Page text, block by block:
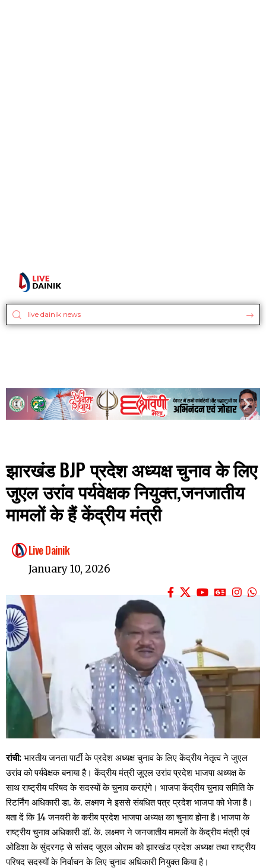
झारखंड BJP प्रदेश अध्यक्ष चुनाव के लिए
जुएल उरांव पर्यवेक्षक नियुक्त,जनजातीय
मामलों के हैं केंद्रीय मंत्री
Live Dainik
January 10, 2026
रांची: भारतीय जनता पार्टी के प्रदेश अध्यक्ष चुनाव के लिए केंद्रीय नेतृत्व ने जुएल
उरांव को पर्यवेक्षक बनाया है। केंद्रीय मंत्री जुएल उरांव प्रदेश भाजपा अध्यक्ष के
साथ राष्ट्रीय परिषद के सदस्यों के चुनाव कराएंगे। भाजपा केंद्रीय चुनाव समिति के
रिटर्निंग अधिकारी डा. के. लक्ष्मण ने इससे संबधित पत्र प्रदेश भाजपा को भेजा है।
बता दें कि 14 जनवरी के करीब प्रदेश भाजपा अध्यक्ष का चुनाव होना है।भाजपा के
राष्ट्रीय चुनाव अधिकारी डॉ. के. लक्ष्मण ने जनजातीय मामलों के केंद्रीय मंत्री एवं
ओडिशा के सुंदरगढ़ से सांसद जुएल ओराम को झारखंड प्रदेश अध्यक्ष तथा राष्ट्रीय
परिषद सदस्यों के निर्वाचन के लिए चुनाव अधिकारी नियुक्त किया है।